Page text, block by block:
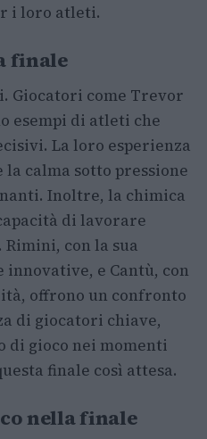
i loro atleti.
finale
Giocatori come Trevor
esempi di atleti che
La loro esperienza
calma sotto pressione
Inoltre, la chimica
di lavorare
con la sua
e Cantù, con
offrono un confronto
di giocatori chiave,
di gioco nei momenti
finale così attesa.
nella finale